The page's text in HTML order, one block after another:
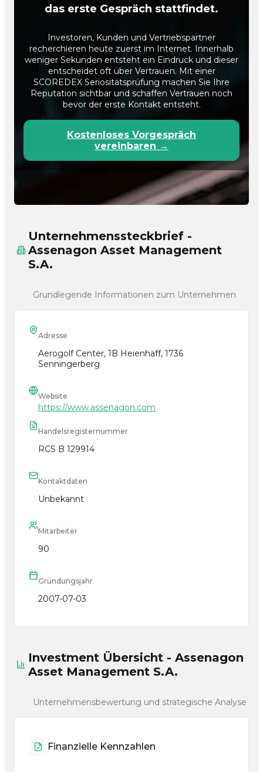
das erste Gespräch stattfindet.
Investoren, Kunden und Vertriebspartner
recherchieren heute zuerst im Internet. Innerhalb
weniger Sekunden entsteht ein Eindruck und dieser
entscheidet oft über Vertrauen. Mit einer
SCOREDEX Seriositätsprüfung machen Sie Ihre
Reputation sichtbar und schaffen Vertrauen noch
bevor der erste Kontakt entsteht.
Kostenloses Vorgespräch
vereinbaren →
Unternehmenssteckbrief -
Assenagon Asset Management
S.A.
Grundlegende Informationen zum Unternehmen
Adresse
Aerogolf Center, 1B Heienhaff, 1736
Senningerberg
Website
https://www.assenagon.com
Handelsregisternummer
RCS B 129914
Kontaktdaten
Unbekannt
Mitarbeiter
90
Gründungsjahr
2007-07-03
Investment Übersicht - Assenagon
Asset Management S.A.
Unternehmensbewertung und strategische Analyse
Finanzielle Kennzahlen